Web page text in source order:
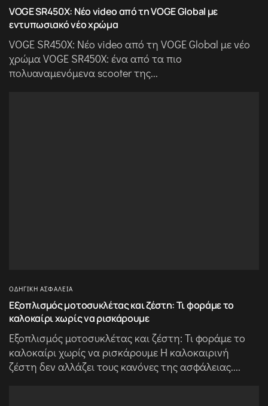
VOGE SR450X: Νέο video από τη VOGE Global με
εντυπωσιακό νέο χρώμα
VOGE SR450X: Νέο video από τη VOGE Global με νέο
χρώμα VOGE SR450X: ένα από τα πιο
πολυαναμενόμενα scooter της...
ΟΔΗΓΙΚΉ ΑΣΦΆΛΕΙΑ
Εξοπλισμός μοτοσυκλέτας και ζέστη: Τι φοράμε το
καλοκαίρι χωρίς να ρισκάρουμε
Εξοπλισμός μοτοσυκλέτας και ζέστη: Τι φοράμε το
καλοκαίρι χωρίς να ρισκάρουμε Η καλοκαιρινή
ζέστη δεν αλλάζει τους κανόνες της ασφάλειας....